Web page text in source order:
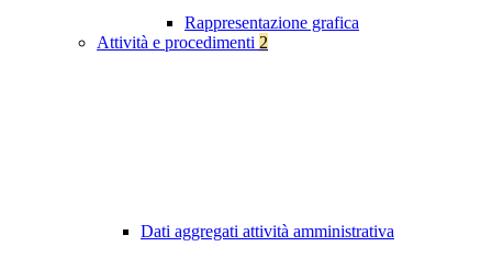
Rappresentazione grafica
Attività e procedimenti 2
Dati aggregati attività amministrativa